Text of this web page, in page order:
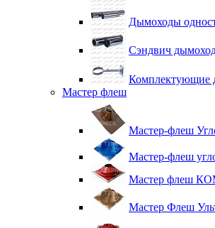
Дымоходы
Сэндвич
Комплектующие
Мастер флеш
Мастер-флеш
Мастер-флеш
Мастер флеш
Мастер Флеш